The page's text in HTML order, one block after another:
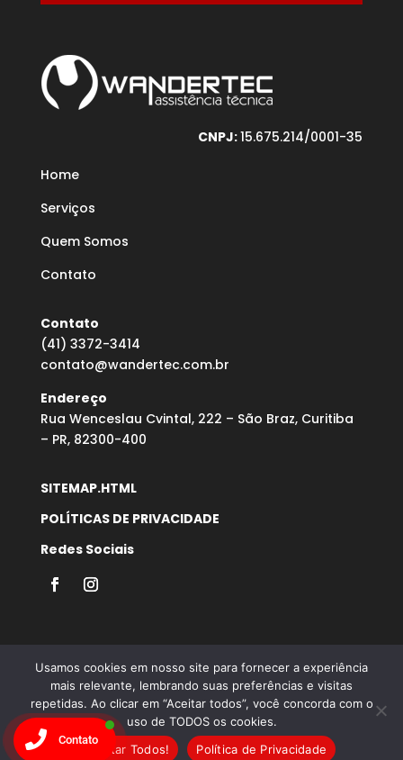
CNPJ:15.675.214/0001-35
Home
Serviços
Quem Somos
Contato
Contato
(41) 3372-3414
contato@wandertec.com.br
Endereço
Rua Wenceslau Cvintal, 222 – São Braz, Curitiba
– PR, 82300-400
SITEMAP.HTML
POLÍTICAS DE PRIVACIDADE
Redes Sociais
Desenvolvido por Agência Microsenior | Websites e
Posicionamento Google
Usamos cookies em nosso site para fornecer a experiência
mais relevante, lembrando suas preferências e visitas
repetidas. Ao clicar em “Aceitar todos”, você concorda com o
uso de TODOS os cookies.
Aceitar Todos!
Política de Privacidade
Contato